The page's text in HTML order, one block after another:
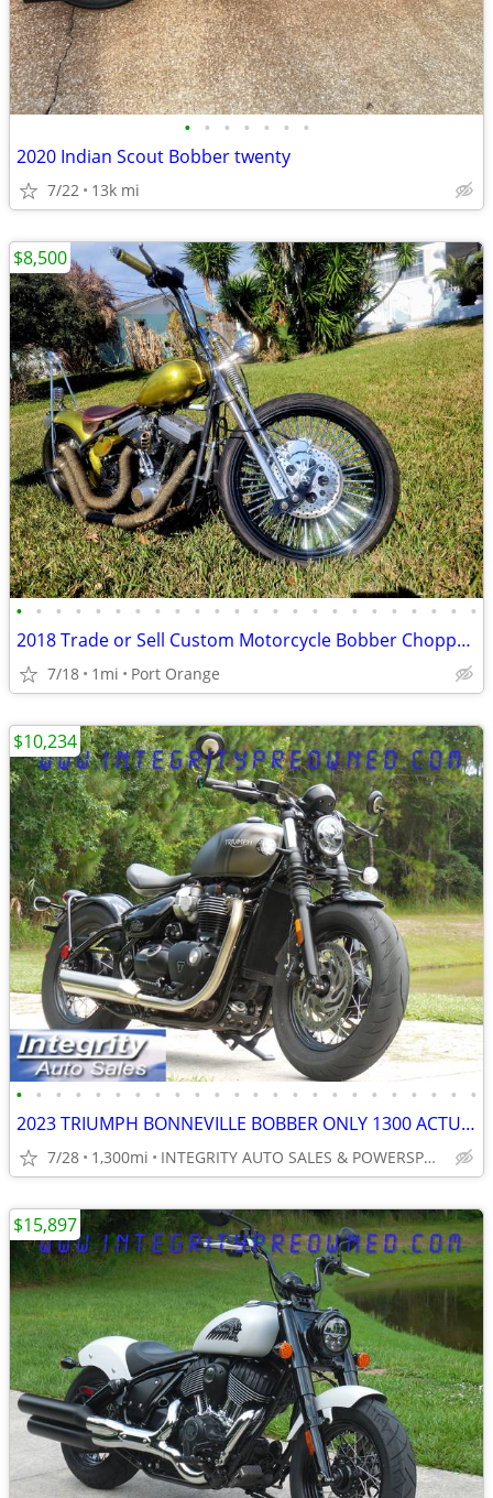
• • • • • • •
2020 Indian Scout Bobber twenty
7/22 13k mi
• • • • • • • • • • • • • • • • • • • • • • • •
2018 Trade or Sell Custom Motorcycle Bobber Chopper Springer
7/18 1mi Port Orange
$8,500
• • • • • • • • • • • • • • • • • • • • • • • •
2023 TRIUMPH BONNEVILLE BOBBER ONLY 1300 ACTUAL MILES LIKE NEW BIKE!!!
7/28 1,300mi INTEGRITY AUTO SALES & POWERSPORTS
$10,234
$15,897